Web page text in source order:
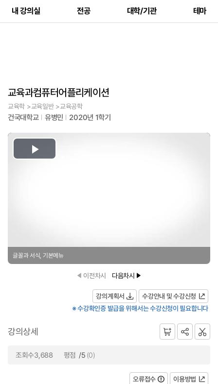
내 강의실 전공 대학/기관 테마
교육과컴퓨터어플리케이션
교육학 >교육일반 >교육공학
건국대학교 유병민 2020년 1학기
Play
글꼴과 서식, 기본메뉴
이전차시 다음차시
강의계획서
수강안내 및 수강신청
※ 수강확인증 발급을 위해서는 수강신청이 필요합니다
강의상세
조회수3,688 평점 /5 (0)
오류접수 이용방법